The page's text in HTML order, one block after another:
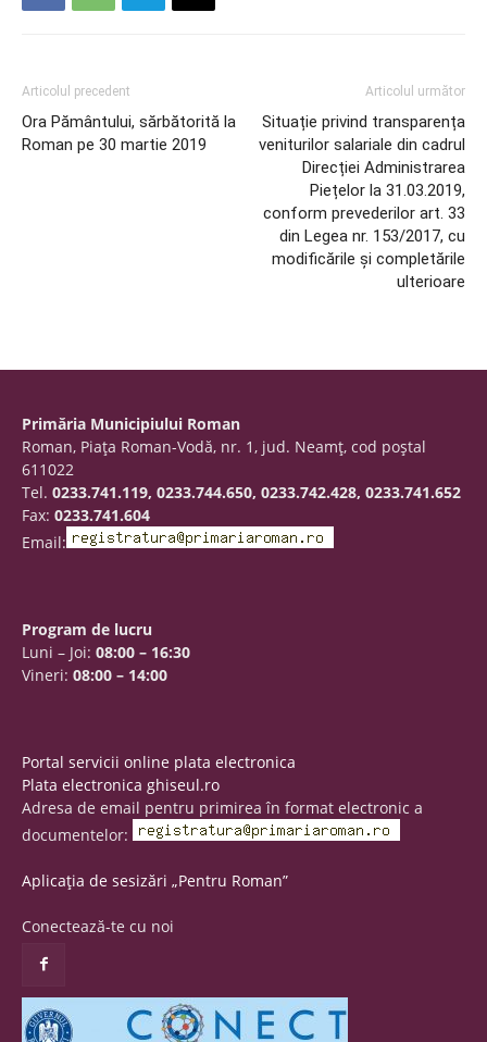
Articolul precedent
Ora Pământului, sărbătorită la
Roman pe 30 martie 2019
Articolul următor
Situație privind transparența
veniturilor salariale din cadrul
Direcției Administrarea
Piețelor la 31.03.2019,
conform prevederilor art. 33
din Legea nr. 153/2017, cu
modificările și completările
ulterioare
Primăria Municipiului Roman
Roman, Piaţa Roman-Vodă, nr. 1, jud. Neamţ, cod poştal
611022
Tel. 0233.741.119, 0233.744.650, 0233.742.428, 0233.741.652
Fax: 0233.741.604
Email:
Program de lucru
Luni – Joi: 08:00 – 16:30
Vineri: 08:00 – 14:00
Portal servicii online plata electronica
Plata electronica ghiseul.ro
Adresa de email pentru primirea în format electronic a
documentelor:
Aplicația de sesizări „Pentru Roman”
Conectează-te cu noi